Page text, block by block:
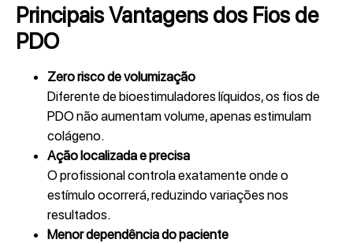
Principais Vantagens dos Fios de
PDO
Zero risco de volumização
Diferente de bioestimuladores líquidos, os fios de
PDO não aumentam volume, apenas estimulam
colágeno.
Ação localizada e precisa
O profissional controla exatamente onde o
estímulo ocorrerá, reduzindo variações nos
resultados.
Menor dependência do paciente